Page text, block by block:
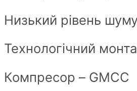
Низький рівень
Технологічний
Компресор – GMCC